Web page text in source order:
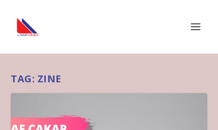
TAG: ZINE